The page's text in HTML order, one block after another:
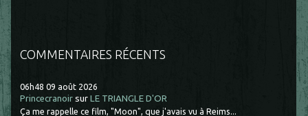
COMMENTAIRES RÉCENTS
06h48 09 août 2026
Princecranoir surLE TRIANGLE D'OR
Ça me rappelle ce film, "Moon", que j'avais vu à Reims...